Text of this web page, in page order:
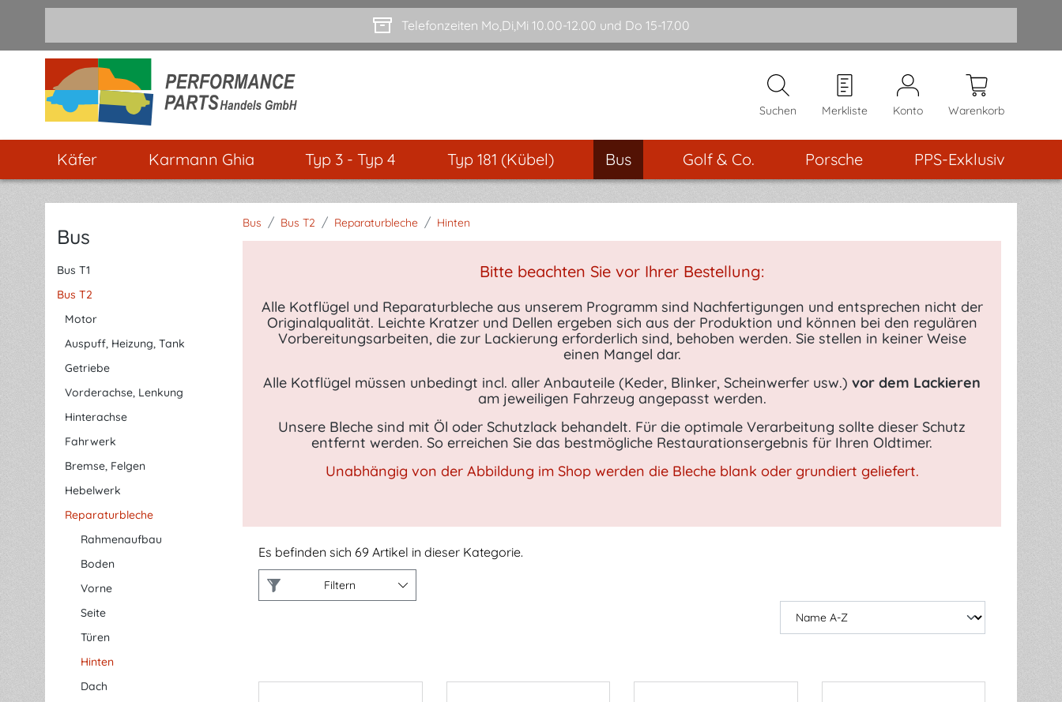
Telefonzeiten Mo,Di,Mi 10.00-12.00 und Do 15-17.00
Suchen Merkliste Konto Warenkorb
Käfer Karmann Ghia Typ 3 - Typ 4 Typ 181 (Kübel) Bus Golf & Co. Porsche PPS-Exklusiv
Bus
Bus T1
Bus T2
Motor
Auspuff, Heizung, Tank
Getriebe
Vorderachse, Lenkung
Hinterachse
Fahrwerk
Bremse, Felgen
Hebelwerk
Reparaturbleche
Rahmenaufbau
Boden
Vorne
Seite
Türen
Hinten
Dach
Bus / Bus T2 / Reparaturbleche / Hinten
Bitte beachten Sie vor Ihrer Bestellung:
Alle Kotflügel und Reparaturbleche aus unserem Programm sind Nachfertigungen und entsprechen nicht der
Originalqualität. Leichte Kratzer und Dellen ergeben sich aus der Produktion und können bei den regulären
Vorbereitungsarbeiten, die zur Lackierung erforderlich sind, behoben werden. Sie stellen in keiner Weise
einen Mangel dar.
Alle Kotflügel müssen unbedingt incl. aller Anbauteile (Keder, Blinker, Scheinwerfer usw.) vor dem Lackieren
am jeweiligen Fahrzeug angepasst werden.
Unsere Bleche sind mit Öl oder Schutzlack behandelt. Für die optimale Verarbeitung sollte dieser Schutz
entfernt werden. So erreichen Sie das bestmögliche Restaurationsergebnis für Ihren Oldtimer.
Unabhängig von der Abbildung im Shop werden die Bleche blank oder grundiert geliefert.
Es befinden sich 69 Artikel in dieser Kategorie.
Filtern